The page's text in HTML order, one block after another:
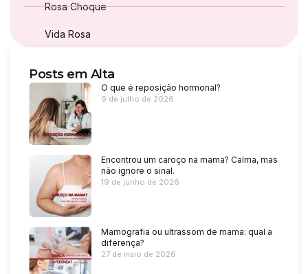
Rosa Choque
Vida Rosa
Posts em Alta
O que é reposição hormonal?
9 de julho de 2026
Encontrou um caroço na mama? Calma, mas
não ignore o sinal.
19 de junho de 2026
Mamografia ou ultrassom de mama: qual a
diferença?
27 de maio de 2026